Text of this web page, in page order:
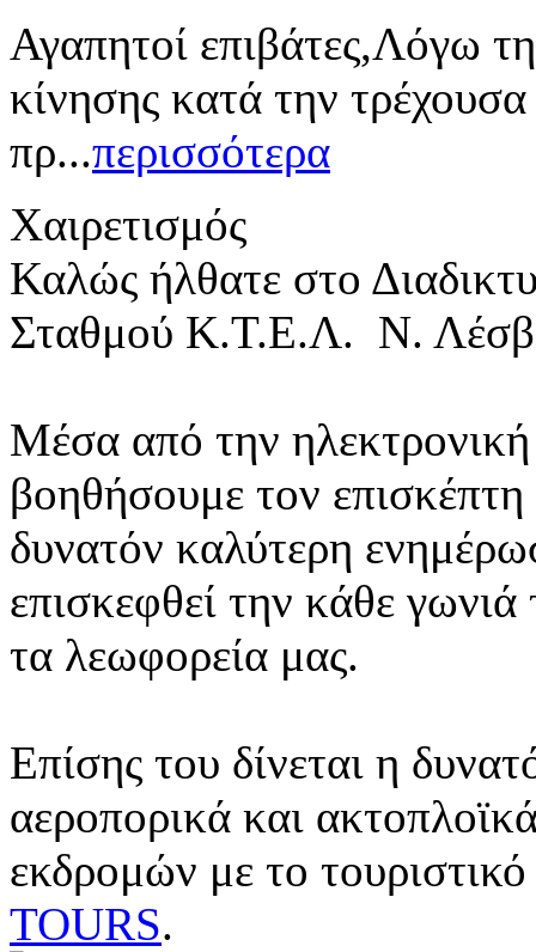
Αγαπητοί επιβάτες,Λόγω
κίνησης κατά την
πρ...περισσότερα
Χαιρετισμός
Καλώς ήλθατε στο
Σταθμού Κ.Τ.Ε.Λ. Ν.
Μέσα από την ηλεκτρονική
βοηθήσουμε τον
δυνατόν καλύτερη
επισκεφθεί την κάθε
τα λεωφορεία μας.
Επίσης του δίνεται η
αεροπορικά και
εκδρομών με το
TOURS.